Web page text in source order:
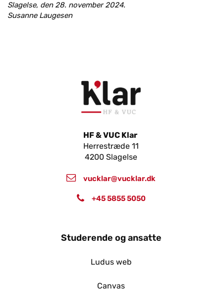
Slagelse, den 28. november 2024.
Susanne Laugesen
HF & VUC Klar
Herrestræde 11
4200 Slagelse
vucklar@vucklar.dk
+45 5855 5050
Studerende og ansatte
Ludus web
Canvas